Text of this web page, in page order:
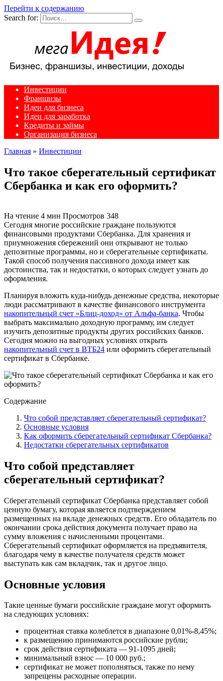
Перейти к содержанию
Search for:
Инвестиции
Франшизы
Идеи для бизнеса
Идеи для заработка
Кредиты и займы
Организация бизнеса
Главная » Инвестиции
Что такое сберегательный сертификат
Сбербанка и как его оформить?
На чтение 4 мин Просмотров 348
Сегодня многие российские граждане пользуются
финансовыми продуктами Сбербанка. Для хранения и
приумножения сбережений они открывают не только
депозитные программы, но и сберегательные сертификаты.
Такой способ получения пассивного дохода имеет как
достоинства, так и недостатки, о которых следует узнать до
оформления.
Планируя вложить куда-нибудь денежные средства, некоторые
люди рассматривают в качестве финансового инструмента
накопительный счет «Блиц-доход» от Альфа-банка. Чтобы
выбрать максимально доходную программу, им следует
изучить депозитные продукты других российских банков.
Сегодня можно на выгодных условиях открыть
накопительный счет в ВТБ24 или оформить сберегательный
сертификат в Сбербанке.
Содержание
Что собой представляет сберегательный сертификат?
Основные условия
Как оформить сберегательный сертификат Сбербанка?
Недостатки сберегательных сертификатов
Что собой представляет
сберегательный сертификат?
Сберегательный сертификат Сбербанка представляет собой
ценную бумагу, которая является подтверждением
размещенных на вкладе денежных средств. Его обладатель по
окончании срока действия документа получает право на
сумму вложения с начисленными процентами.
Сберегательный сертификат оформляется на предъявителя,
благодаря чему в качестве получателя средств может
выступать как сам вкладчик, так и другое лицо.
Основные условия
Такие ценные бумаги российские граждане могут оформить
на следующих условиях:
процентная ставка колеблется в диапазоне 0,01%-8,45%;
к размещению принимаются российские рубли;
срок действия сертификата — 91-1095 дней;
минимальный взнос — 10 000 руб.;
сертификат не может пополняться, также по нему
запрещены расходные операции.